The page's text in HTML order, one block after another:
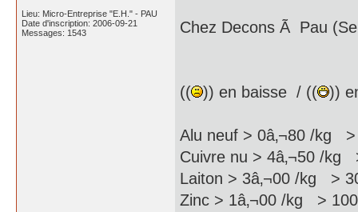
Lieu: Micro-Entreprise "E.H." - PAU
Date d'inscription: 2006-09-21
Messages: 1543
Chez Decons Ã Pau
(( )) en baisse / (( ))
Alu neuf > 0â‚¬80 /kg
Cuivre nu > 4â‚¬50 /kg
Laiton > 3â‚¬00 /kg >
Zinc > 1â‚¬00 /kg >